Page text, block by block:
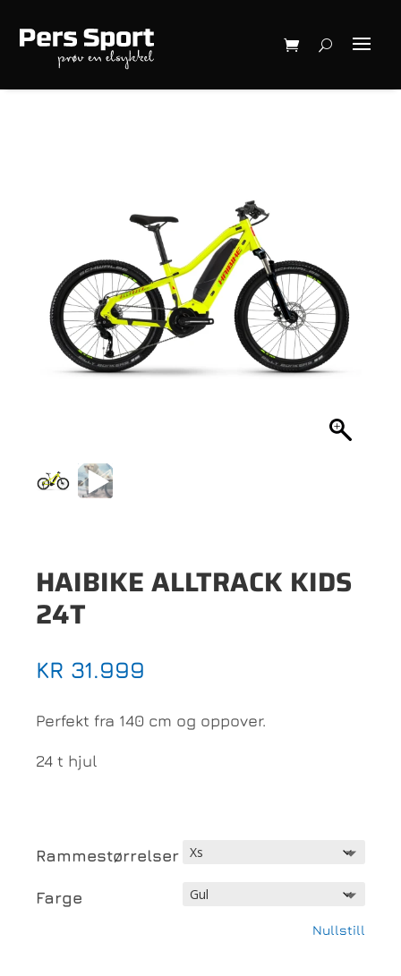
HAIBIKE ALLTRACK KIDS
24T
KR 31.999
Perfekt fra 140 cm og oppover.
24 t hjul
Rammestørrelser
Farge
Nullstill